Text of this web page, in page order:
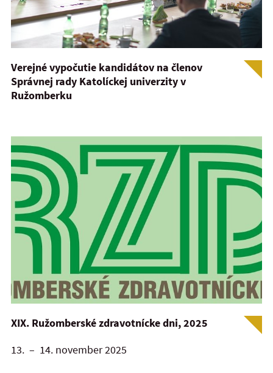
Verejné vypočutie kandidátov na členov
Správnej rady Katolíckej univerzity v
Ružomberku
XIX. Ružomberské zdravotnícke dni, 2025
13. – 14. november 2025